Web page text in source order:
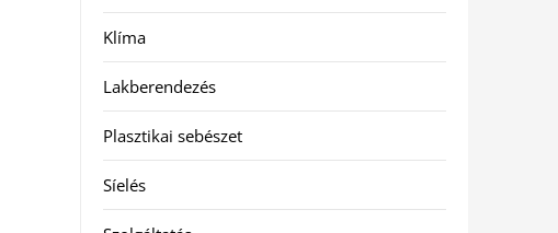
Klíma
Lakberendezés
Plasztikai sebészet
Síelés